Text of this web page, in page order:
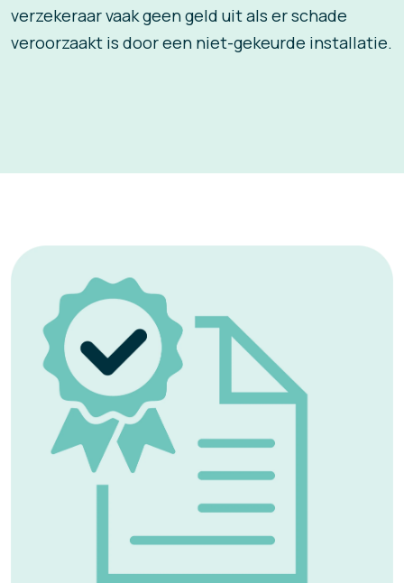
verzekeraar vaak geen geld uit als er schade
veroorzaakt is door een niet-gekeurde installatie.